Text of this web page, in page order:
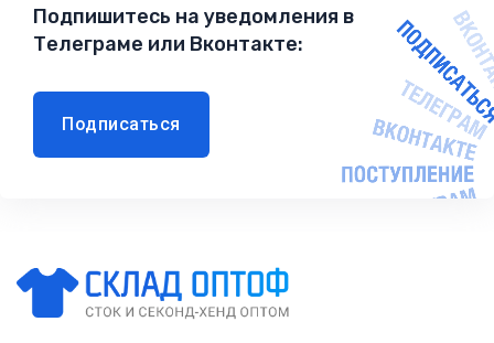
Подпишитесь на уведомления в
Телеграме или Вконтакте:
Подписаться